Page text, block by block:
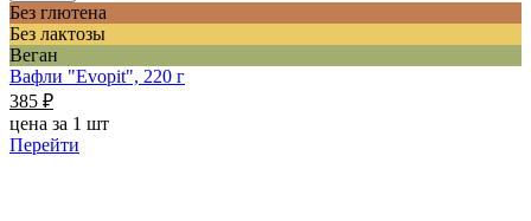
Без глютена
Без лактозы
Веган
Вафли "Evopit", 220 г
385 ₽
цена за 1 шт
Перейти